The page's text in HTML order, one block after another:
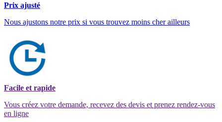
Prix ajusté
Nous ajustons notre prix si vous trouvez moins cher ailleurs
Facile et rapide
Vous créez votre demande, recevez des devis et prenez rendez-vous
en ligne